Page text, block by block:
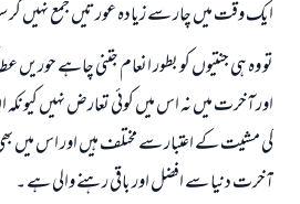
ایک وقت میں چار سے زیادہ عورتیں جمع نہیں کر
تو وہ ہی جنتیوں کو بطور انعام جتنی چاہے حوریں
اور آخرت میں نہ اس میں کوئی تعارض نہیں
کی مشیت کے اعتبار سے مختلف ہیں اور اس میں
آخرت دنیا سے افضل اور باقی رہنے والی ہے ۔